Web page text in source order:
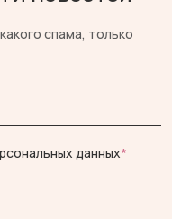
спама, только
данных*